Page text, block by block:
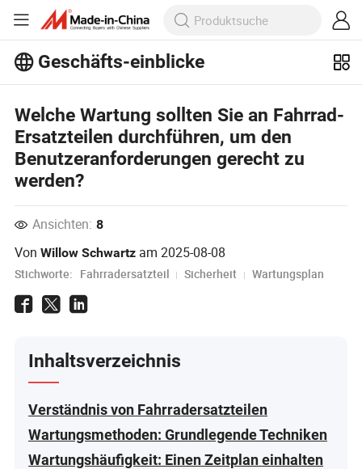
Geschäfts-einblicke
Mehr Anzeigen
Welche Wartung sollten Sie an Fahrrad-
Ersatzteilen durchführen, um den
Benutzeranforderungen gerecht zu
werden?
Ansichten: 8
VonWillow Schwartz am2025-08-08
Stichworte: Fahrradersatzteil Sicherheit Wartungsplan
Inhaltsverzeichnis
Verständnis von Fahrradersatzteilen
Wartungsmethoden: Grundlegende Techniken
Wartungshäufigkeit: Einen Zeitplan einhalten